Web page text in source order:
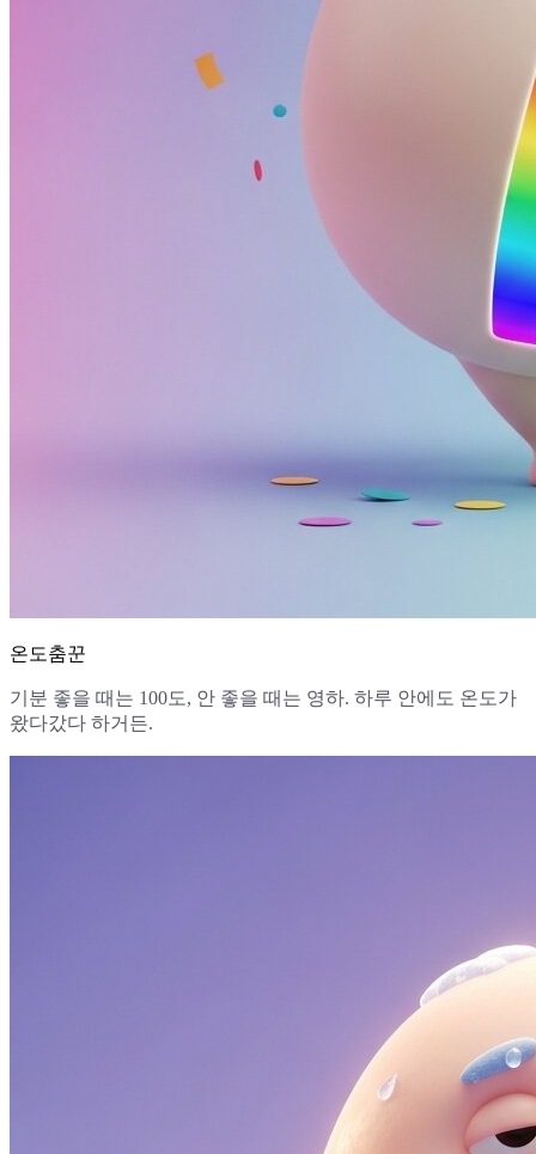
온도춤꾼
기분 좋을 때는 100도, 안 좋을 때는 영하. 하루 안에도 온도가
왔다갔다 하거든.